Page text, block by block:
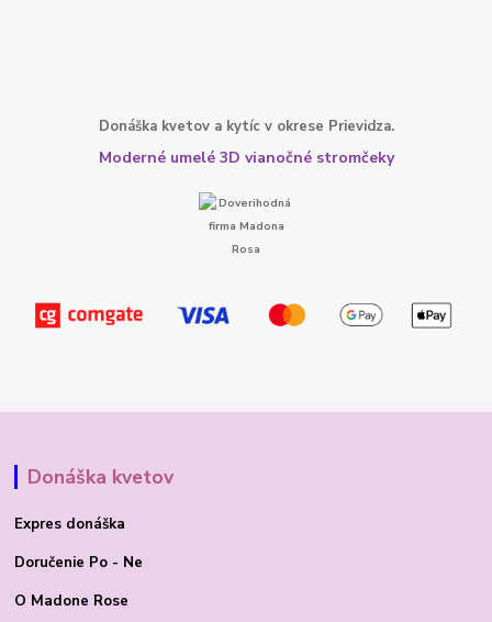
Donáška kvetov a kytíc v okrese Prievidza.
Moderné umelé 3D vianočné stromčeky
Donáška kvetov
Expres donáška
Doručenie Po - Ne
O Madone Rose